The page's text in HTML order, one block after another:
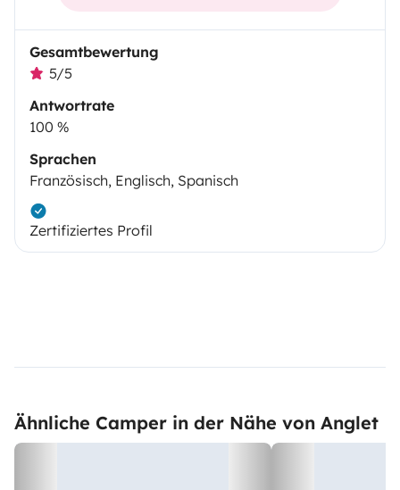
Gesamtbewertung
5/5
Antwortrate
100 %
Sprachen
Französisch, Englisch, Spanisch
Zertifiziertes Profil
Ähnliche Camper in der Nähe von Anglet